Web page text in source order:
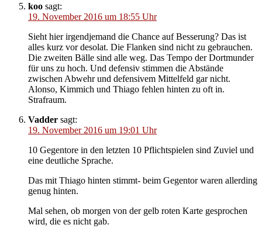
koo sagt:
19. November 2016 um 18:55 Uhr
Sieht hier irgendjemand die Chance auf Besserung? Das ist
alles kurz vor desolat. Die Flanken sind nicht zu gebrauchen.
Die zweiten Bälle sind alle weg. Das Tempo der Dortmunder
für uns zu hoch. Und defensiv stimmen die Abstände
zwischen Abwehr und defensivem Mittelfeld gar nicht.
Alonso, Kimmich und Thiago fehlen hinten zu oft in.
Strafraum.
Vadder sagt:
19. November 2016 um 19:01 Uhr
10 Gegentore in den letzten 10 Pflichtspielen sind Zuviel und
eine deutliche Sprache.
Das mit Thiago hinten stimmt- beim Gegentor waren allerding
genug hinten.
Mal sehen, ob morgen von der gelb roten Karte gesprochen
wird, die es nicht gab.